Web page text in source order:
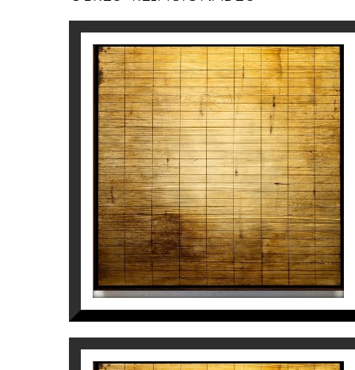
Per a més informació de l’artistaJaime
MIROIR DE KEIKO NAKAMURA
I
Jaime Sicilia
3.600€